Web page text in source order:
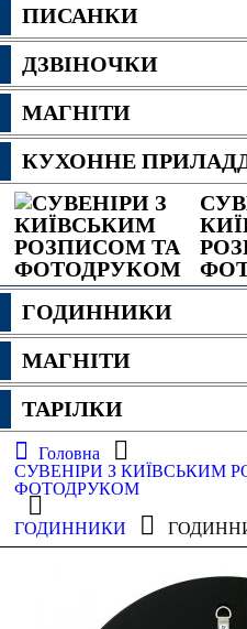
ПИСАНКИ
ДЗВІНОЧКИ
МАГНІТИ
КУХОННЕ
ГОДИННИКИ
МАГНІТИ
ТАРІЛКИ
Головна
СУВЕНІРИ З КИЇВСЬКИМ
ФОТОДРУКОМ
ГОДИННИКИ